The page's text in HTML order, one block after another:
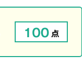
100点